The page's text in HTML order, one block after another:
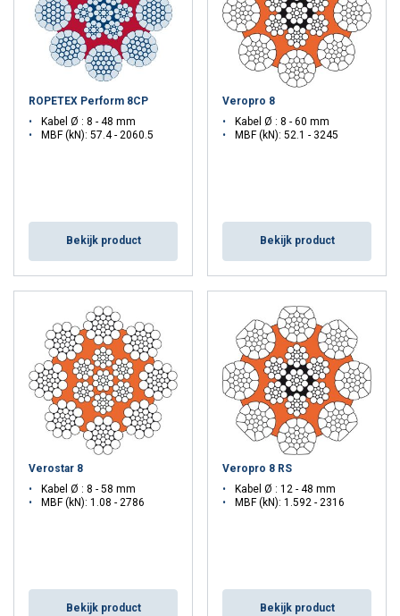
ROPETEX Perform 8CP
Kabel Ø : 8 - 48 mm
MBF (kN): 57.4 - 2060.5
Bekijk product
Veropro 8
Kabel Ø : 8 - 60 mm
MBF (kN): 52.1 - 3245
Bekijk product
Verostar 8
Kabel Ø : 8 - 58 mm
MBF (kN): 1.08 - 2786
Bekijk product
Veropro 8 RS
Kabel Ø : 12 - 48 mm
MBF (kN): 1.592 - 2316
Bekijk product